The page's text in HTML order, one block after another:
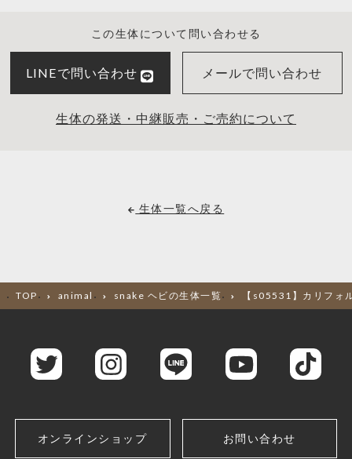
この生体について問い合わせる
LINEで問い合わせ メールで問い合わせ
生体の発送・中継販売・ご売約について
生体一覧へ戻る
TOP animal snake ヘビの生体一覧 【s05531】カリフォ
オンラインショップ お問い合わせ